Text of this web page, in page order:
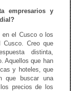
empresarios y
en el Cusco o los
Cusco. Creo que
distinta,
Aquellos que han
y hoteles, que
que buscar una
precios de los